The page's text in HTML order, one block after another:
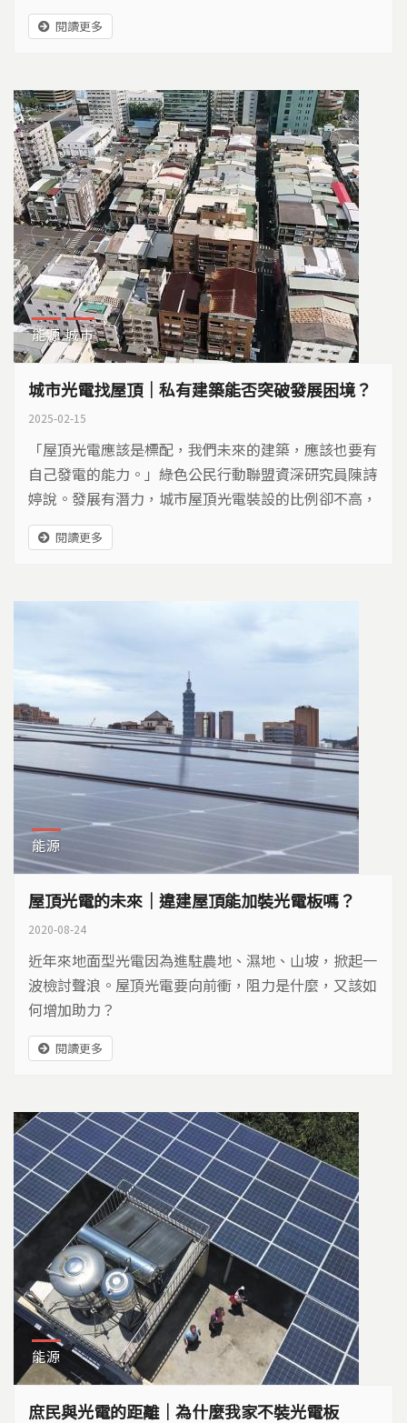
推動公民電廠，學校可以扮演什麼角色？
閱讀更多
能源 城市
城市光電找屋頂｜私有建築能否突破發展困境？
2025-02-15
「屋頂光電應該是標配，我們未來的建築，應該也要有
自己發電的能力。」綠色公民行動聯盟資深研究員陳詩
婷說。發展有潛力，城市屋頂光電裝設的比例卻不高，
到底卡在哪裡？
閱讀更多
能源
屋頂光電的未來｜違建屋頂能加裝光電板嗎？
2020-08-24
近年來地面型光電因為進駐農地、濕地、山坡，掀起一
波檢討聲浪。屋頂光電要向前衝，阻力是什麼，又該如
何增加助力？
閱讀更多
能源
庶民與光電的距離｜為什麼我家不裝光電板